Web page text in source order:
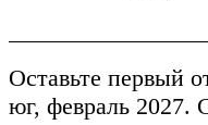
Оставьте первый
юг, февраль 2027.